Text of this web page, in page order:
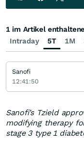
Sanofi’s Tzield
modifying therapy
stage 3 type 1
Intraday 5T 1M
1 im Artikel
Sanofi
12:41:50